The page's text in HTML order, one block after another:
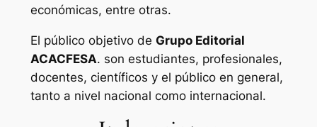
económicas, entre otras.
El público objetivo de Grupo Editorial
ACACFESA. son estudiantes, profesionales,
docentes, científicos y el público en general,
tanto a nivel nacional como internacional.